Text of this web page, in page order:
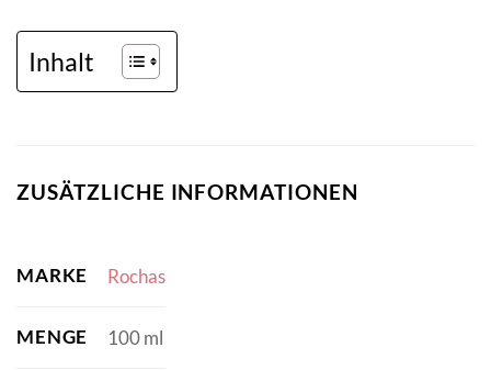
Inhalt
ZUSÄTZLICHE INFORMATIONEN
MARKE Rochas
MENGE 100 ml